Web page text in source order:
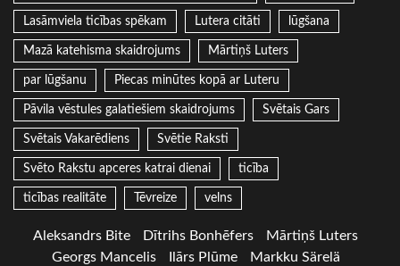
Lasāmviela ticības spēkam Lutera citāti lūgšana
Mazā katehisma skaidrojums Mārtiņš Luters
par lūgšanu Piecas minūtes kopā ar Luteru
Pāvila vēstules galatiešiem skaidrojums Svētais Gars
Svētais Vakarēdiens Svētie Raksti
Svēto Rakstu apceres katrai dienai ticība
ticības realitāte Tēvreize velns
Aleksandrs Bite Dītrihs Bonhēfers
Mārtiņš Luters
Georgs Mancelis
Ilārs Plūme
Markku Särelä